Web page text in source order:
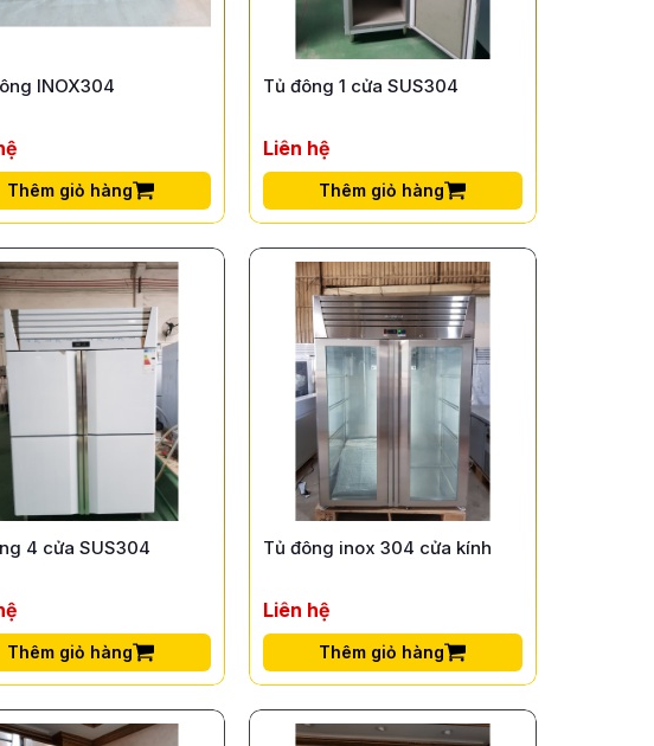
INOX304
Thêm giỏ hàng
Tủ đông 1 cửa SUS304
Liên hệ
Thêm giỏ hàng
4 cửa SUS304
Thêm giỏ hàng
Tủ đông inox 304 cửa kính
Liên hệ
Thêm giỏ hàng